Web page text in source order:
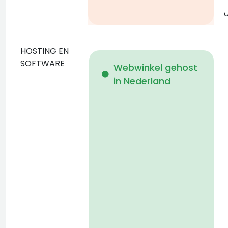
HOSTING EN
SOFTWARE
Webwinkel gehost
in Nederland